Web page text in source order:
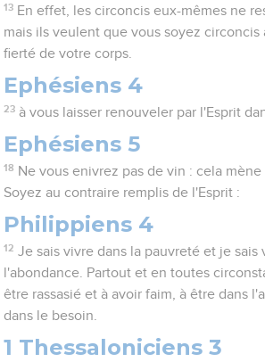
13 En effet, les circoncis eux-mêmes ne
mais ils veulent que vous soyez
fierté de votre corps.
Ephésiens 4
23 à vous laisser renouveler par l'Esprit
Ephésiens 5
18 Ne vous enivrez pas de vin : cela mène
Soyez au contraire remplis de l'Esprit :
Philippiens 4
12 Je sais vivre dans la pauvreté et je sais
l'abondance. Partout et en toutes
être rassasié et à avoir faim, à être dans
dans le besoin.
1 Thessaloniciens 3